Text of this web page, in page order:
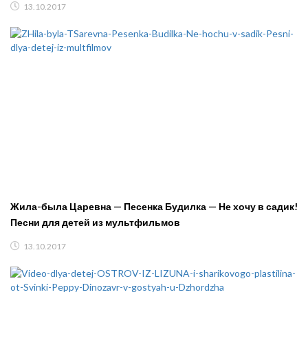
13.10.2017
Жила-была Царевна — Песенка Будилка — Не хочу в садик!
Песни для детей из мультфильмов
13.10.2017